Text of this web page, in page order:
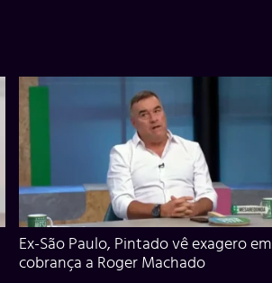
Ex-São Paulo, Pintado vê exagero em
cobrança a Roger Machado